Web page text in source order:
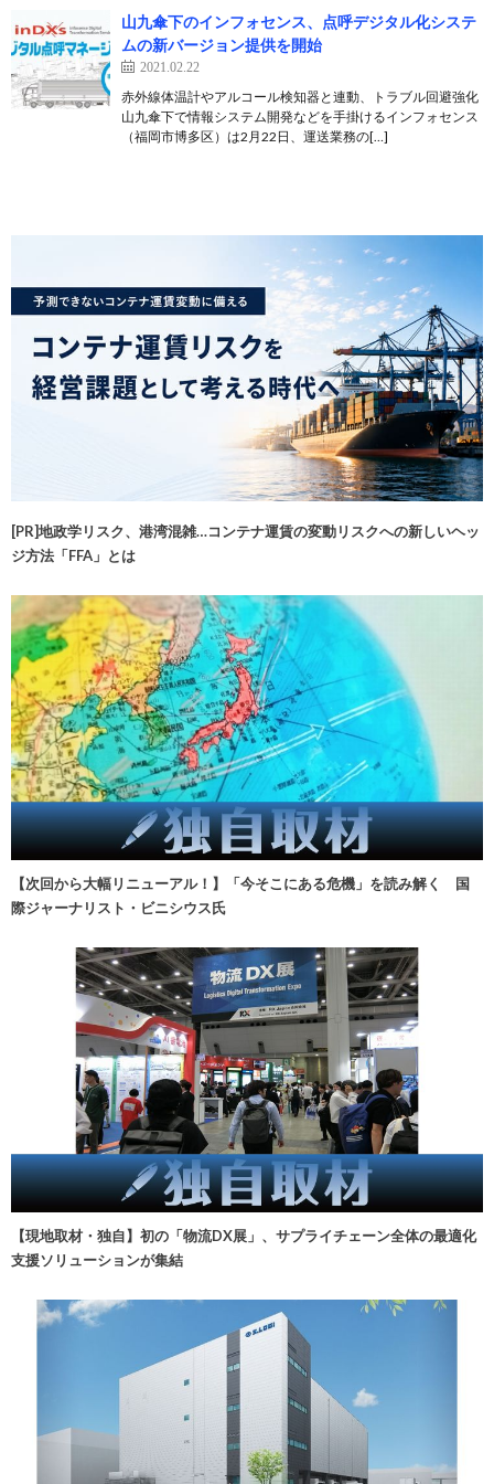
山九傘下のインフォセンス、点呼デジタル化システ
ムの新バージョン提供を開始
2021.02.22
赤外線体温計やアルコール検知器と連動、トラブル回避強化
山九傘下で情報システム開発などを手掛けるインフォセンス
（福岡市博多区）は2月22日、運送業務の[…]
[PR]地政学リスク、港湾混雑…コンテナ運賃の変動リスクへの新しいヘッ
ジ方法「FFA」とは
【次回から大幅リニューアル！】「今そこにある危機」を読み解く 国
際ジャーナリスト・ビニシウス氏
【現地取材・独自】初の「物流DX展」、サプライチェーン全体の最適化
支援ソリューションが集結